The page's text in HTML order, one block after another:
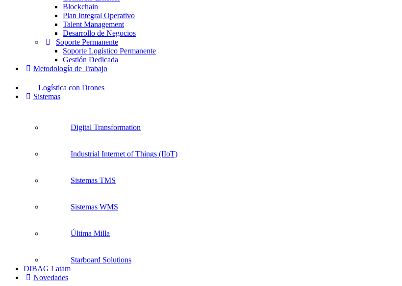
Blockchain
Plan Integral Operativo
Talent Management
Desarrollo de Negocios
Soporte Permanente
Soporte Logístico Permanente
Gestión Dedicada
Metodología de Trabajo
Logística con Drones
Sistemas
Digital Transformation
Industrial Internet of Things (IIoT)
Sistemas TMS
Sistemas WMS
Última Milla
Starboard Solutions
DIBAG Latam
Novedades